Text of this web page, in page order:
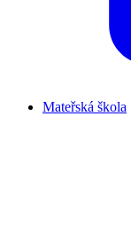
Mateřská škola